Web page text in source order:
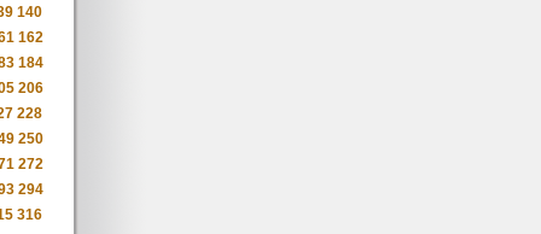
140
162
184
206
228
250
272
294
316